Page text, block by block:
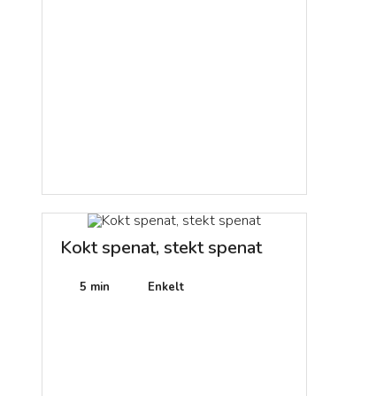
Kokt spenat, stekt spenat
5 min Enkelt